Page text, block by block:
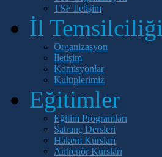
TSF İletişim
İl Temsilciliği
Organizasyon
İletişim
Komisyonlar
Kulüplerimiz
Eğitimler
Eğitim Programları
Satranç Dersleri
Hakem Kursları
Antrenör Kursları